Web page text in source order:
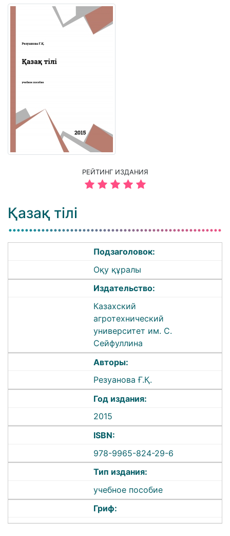
РЕЙТИНГ ИЗДАНИЯ
Қазақ тілі
Подзаголовок:
Оқу құралы
Издательство:
Казахский
агротехнический
университет им. С.
Сейфуллина
Авторы:
Резуанова Ғ.Қ.
Год издания:
2015
ISBN:
978-9965-824-29-6
Тип издания:
учебное пособие
Гриф: